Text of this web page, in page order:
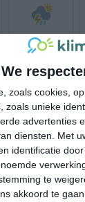
We
zoals cookies,
zoals unieke
advertenties
diensten. Met
identificatie
te
akkoord te
31° 21°
23°C
02:00
02:00